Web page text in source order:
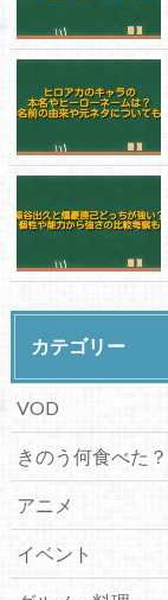
カテゴリー
VOD
きのう何食べた？
アニメ
イベント